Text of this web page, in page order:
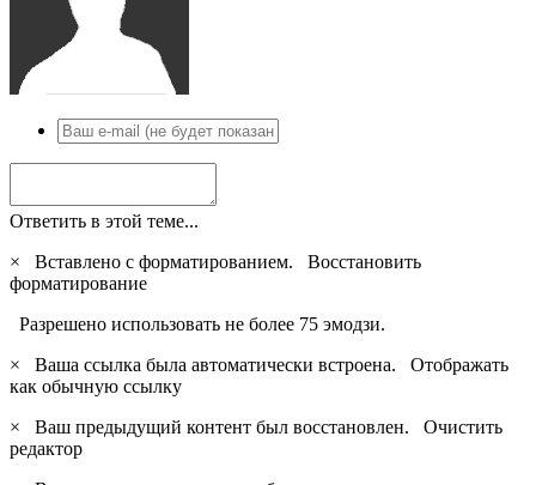
Ответить в этой теме...
×
Вставлено с форматированием. Восстановить
форматирование
Разрешено использовать не более 75 эмодзи.
×
Ваша ссылка была автоматически встроена. Отображать
как обычную ссылку
×
Ваш предыдущий контент был восстановлен. Очистить
редактор